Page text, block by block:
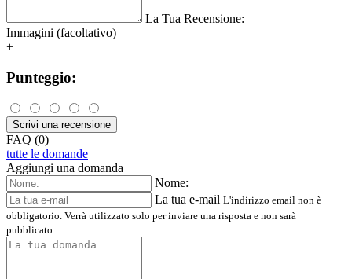
La Tua Recensione:
Immagini (facoltativo)
+
Punteggio:
Scrivi una recensione
FAQ (0)
tutte le domande
Aggiungi una domanda
Nome:
La tua e-mail L'indirizzo email non è
obbligatorio. Verrà utilizzato solo per inviare una risposta e non sarà
pubblicato.